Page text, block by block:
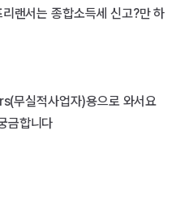
랜서는 종합소득세 신고?만 하
무실적사업자)용으로 와서요
금합니다